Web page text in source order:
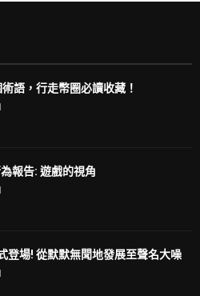
語，行走幣圈必讀收藏！
報告: 遊戲的視角
登場! 從默默無聞地發展至聲名大噪